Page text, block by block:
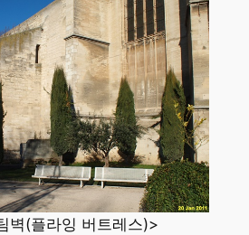
벽(플라잉 버트레스)>